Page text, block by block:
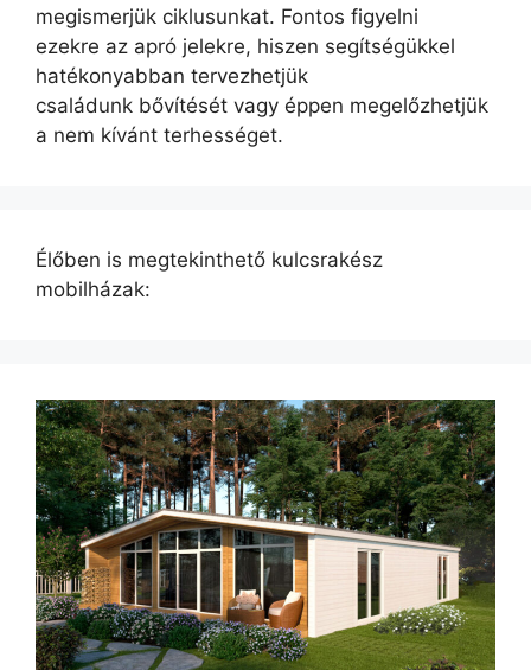
megismerjük ciklusunkat. Fontos figyelni
ezekre az apró jelekre, hiszen segítségükkel
hatékonyabban tervezhetjük
családunk bővítését vagy éppen megelőzhetjük
a nem kívánt terhességet.
Élőben is megtekinthető kulcsrakész
mobilházak: